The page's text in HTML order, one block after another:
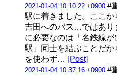
2021-01-04 10:10:22 +0900 #
駅に着きました。ここ
吉田へのバス…ではあり
に必要なのは「名鉄線
駅」同士を結ぶことだ
を使わず… [Post]
2021-01-04 10:37:16 +0900 #